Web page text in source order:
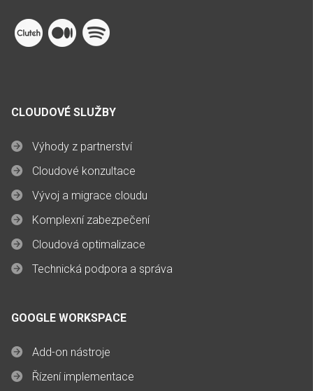
CLOUDOVÉ SLUŽBY
Výhody z partnerství
Cloudové konzultace
Vývoj a migrace cloudu
Komplexní zabezpečení
Cloudová optimalizace
Technická podpora a správa
GOOGLE WORKSPACE
Add-on nástroje
Řízení implementace